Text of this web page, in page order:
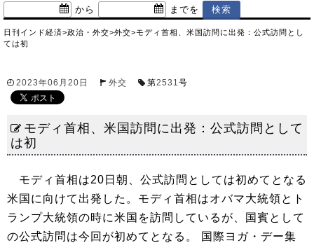
から
までを
日刊インド経済>政治・外交>外交>モディ首相、米国訪問に出発：公式訪問とし
ては初
2023年06月20日 外交 第2531号
モディ首相、米国訪問に出発：公式訪問として
は初
モディ首相は20日朝、公式訪問としては初めてとなる
米国に向けて出発した。モディ首相はオバマ大統領とト
ランプ大統領の時に米国を訪問しているが、国賓として
の公式訪問は今回が初めてとなる。 国際ヨガ・デー集